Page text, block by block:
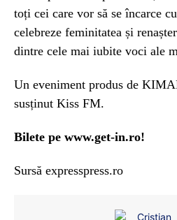
toți cei care vor să se încarce
celebreze feminitatea și
dintre cele mai iubite voci ale
Un eveniment produs de
susținut Kiss FM.
Bilete pe www.get-in.ro!
Sursă expresspress.ro